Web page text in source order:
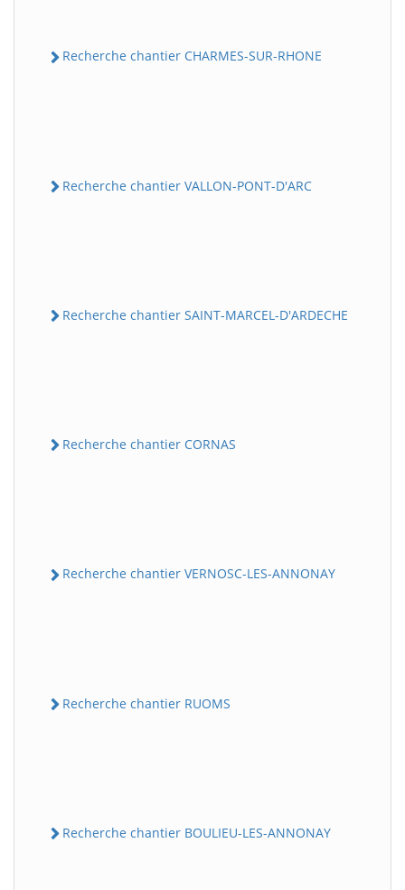
Recherche chantier CHARMES-SUR-RHONE
Recherche chantier VALLON-PONT-D'ARC
Recherche chantier SAINT-MARCEL-D'ARDECHE
Recherche chantier CORNAS
Recherche chantier VERNOSC-LES-ANNONAY
Recherche chantier RUOMS
Recherche chantier BOULIEU-LES-ANNONAY